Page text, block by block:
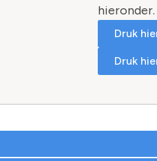
hieronder.
Druk
Druk